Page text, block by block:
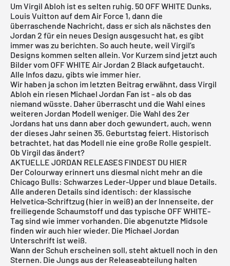
Um Virgil Abloh ist es selten ruhig. 50 OFF WHITE Dunks,
Louis Vuitton auf dem Air Force 1, dann die
überraschende Nachricht, dass er sich als nächstes den
Jordan 2 für ein neues Design ausgesucht hat, es gibt
immer was zu berichten. So auch heute, weil Virgil’s
Designs kommen selten allein. Vor Kurzem sind jetzt auch
Bilder vom OFF WHITE Air Jordan 2 Black aufgetaucht.
Alle Infos dazu, gibts wie immer hier.
Wir haben ja schon im letzten Beitrag erwähnt, dass Virgil
Abloh ein riesen Michael Jordan Fan ist - als ob das
niemand wüsste. Daher überrascht und die Wahl eines
weiteren Jordan Modell weniger. Die Wahl des 2er
Jordans hat uns dann aber doch gewundert, auch, wenn
der dieses Jahr seinen 35. Geburtstag feiert. Historisch
betrachtet, hat das Modell nie eine große Rolle gespielt.
Ob Virgil das ändert?
AKTUELLE JORDAN RELEASES FINDEST DU HIER
Der Colourway erinnert uns diesmal nicht mehr an die
Chicago Bulls: Schwarzes Leder-Upper und blaue Details.
Alle anderen Details sind identisch: der klassische
Helvetica-Schriftzug (hier in weiß) an der Innenseite, der
freiliegende Schaumstoff und das typische OFF WHITE-
Tag sind wie immer vorhanden. Die abgenutzte Midsole
finden wir auch hier wieder. Die Michael Jordan
Unterschrift ist weiß.
Wann der Schuh erscheinen soll, steht aktuell noch in den
Sternen. Die Jungs aus der Releaseabteilung halten